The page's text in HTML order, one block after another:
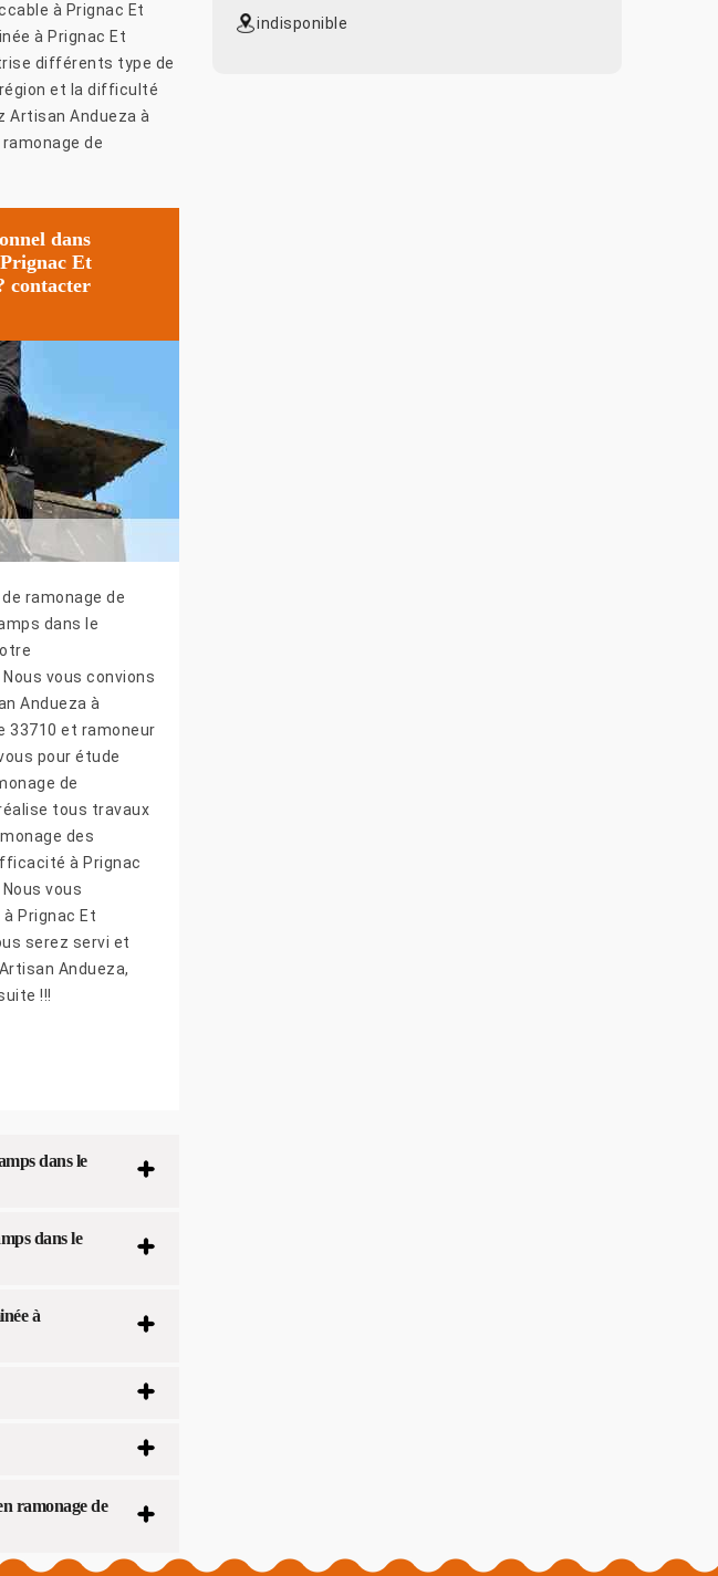
à Prignac Et
à Prignac Et
différents type de
et la difficulté
Artisan Andueza à
de
dans
Et
contacter
ramonage de
dans le
vous convions
Andueza à
33710 et ramoneur
pour étude
de
tous travaux
des
à Prignac
vous
Prignac Et
serez servi et
Andueza,
!!!
dans le
dans le
à
ramonage de
indisponible